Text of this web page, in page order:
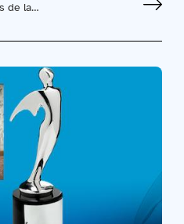
de la…